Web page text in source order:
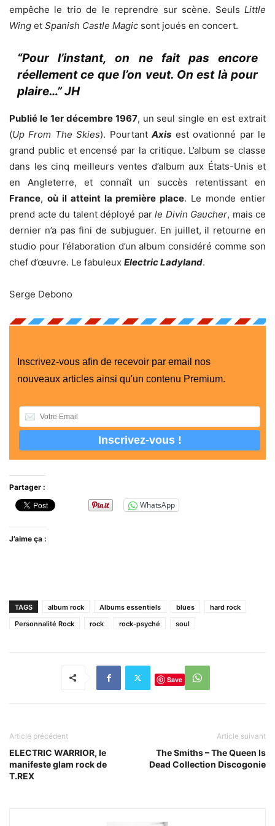
empêche le trio de le reprendre sur scène. Seuls Little
Wing et Spanish Castle Magic sont joués en concert.
“Pour l’instant, on ne fait pas encore
réellement ce que l’on veut. On est là pour
plaire…” JH
Publié le 1er décembre 1967, un seul single en est extrait
(Up From The Skies). PourtantAxis est ovationné par le
grand public et encensé par la critique. L’album se classe
dans les cinq meilleurs ventes d’album aux États-Unis et
en Angleterre, et connaît un succès retentissant en
France, où il atteint la première place. Le monde entier
prend acte du talent déployé par le Divin Gaucher, mais ce
dernier n’a pas fini de subjuguer. En juillet, il retourne en
studio pour l’élaboration d’un album considéré comme son
chef d’œuvre. Le fabuleux Electric Ladyland.
Serge Debono
Inscrivez-vous afin de recevoir par email nos
nouveaux articles ainsi qu'un contenu Premium.
Partager :
WhatsApp
J’aime ça :
TAGS album rock Albums essentiels blues
hard rock
Personnalité Rock
rock rock-psyché soul
Save
Article précédent
ELECTRIC WARRIOR, le
manifeste glam rock de
T.REX
Article suivant
The Smiths – The Queen Is
Dead Collection Discogonie